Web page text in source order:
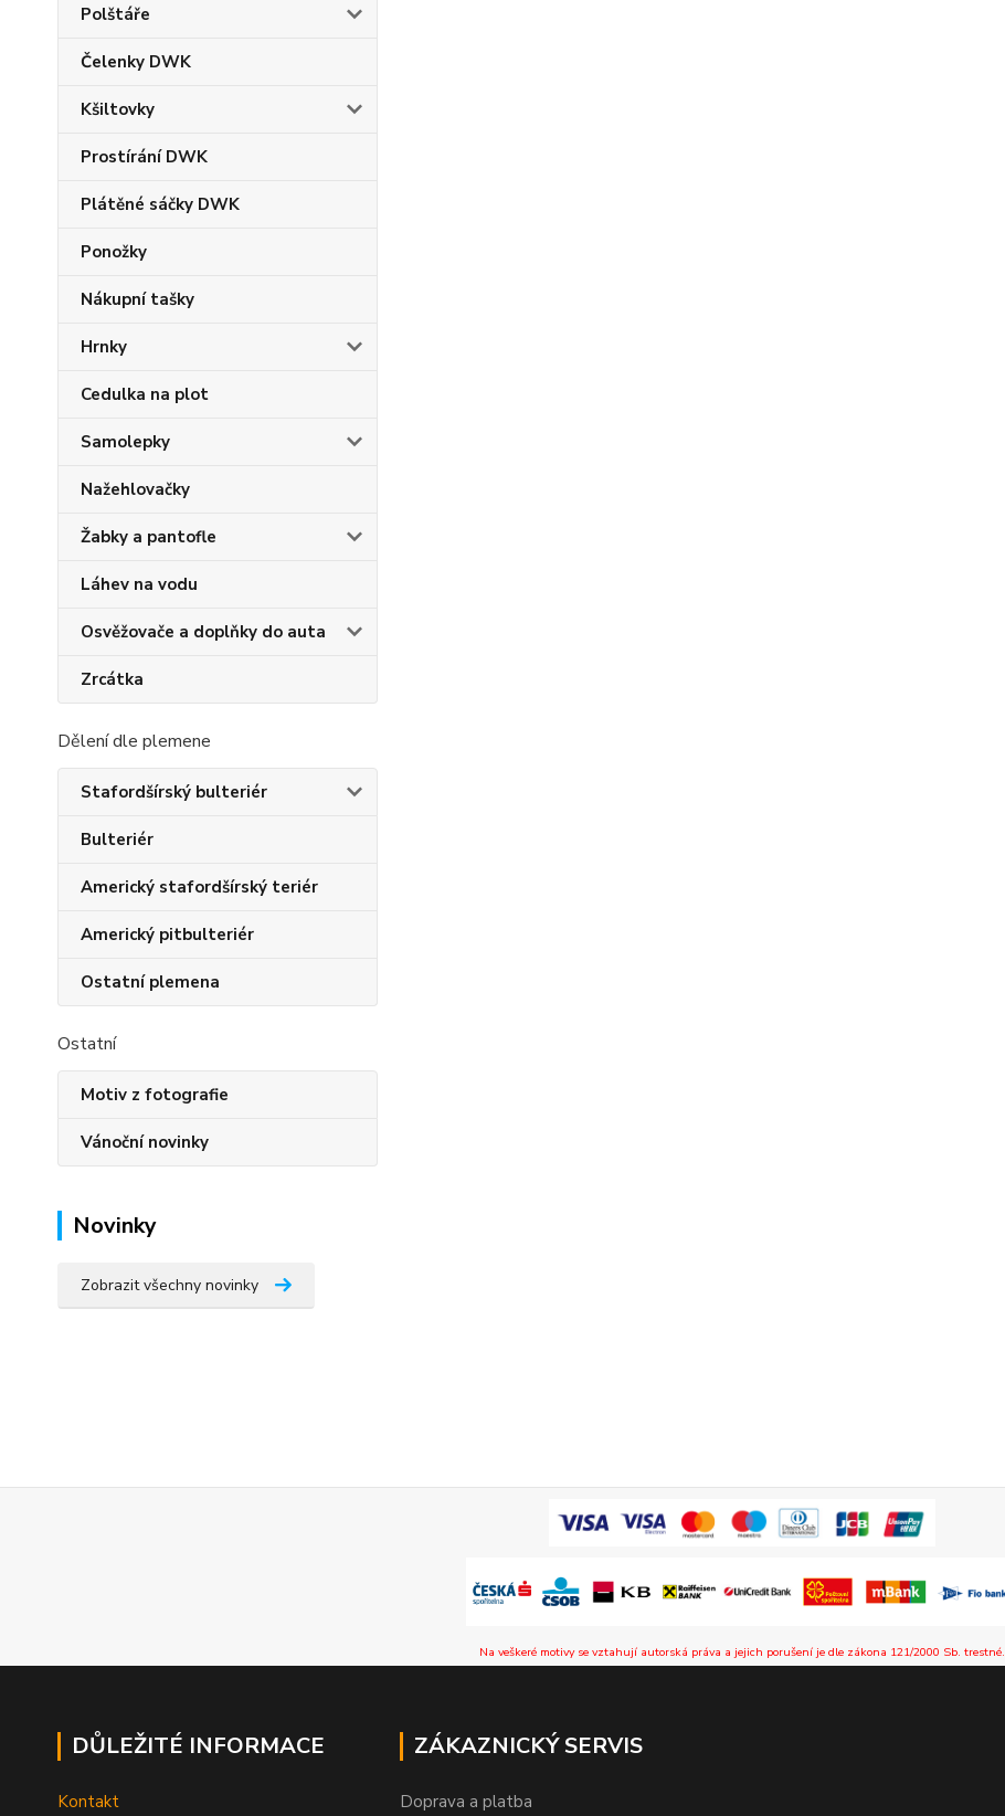
Polštáře
Čelenky DWK
Kšiltovky
Prostírání DWK
Plátěné sáčky DWK
Ponožky
Nákupní tašky
Hrnky
Cedulka na plot
Samolepky
Nažehlovačky
Žabky a pantofle
Láhev na vodu
Osvěžovače a doplňky do auta
Zrcátka
Dělení dle plemene
Stafordšírský bulteriér
Bulteriér
Americký stafordšírský teriér
Americký pitbulteriér
Ostatní plemena
Ostatní
Motiv z fotografie
Vánoční novinky
Novinky
Zobrazit všechny novinky
Na veškeré motivy se vztahují autorská práva a jejich porušení je dle zákona 121/2000 Sb. trestné.
DŮLEŽITÉ INFORMACE
Kontakt
ZÁKAZNICKÝ SERVIS
Doprava a platba